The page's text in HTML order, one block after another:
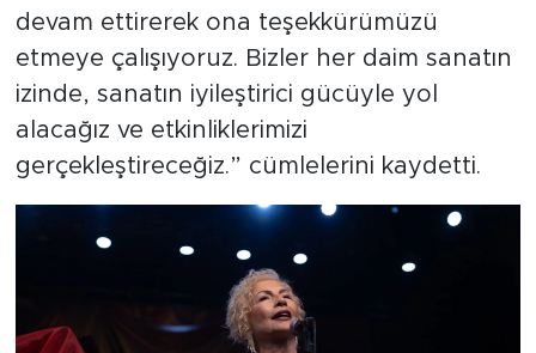
devam ettirerek ona teşekkürümüzü
etmeye çalışıyoruz. Bizler her daim sanatın
izinde, sanatın iyileştirici gücüyle yol
alacağız ve etkinliklerimizi
gerçekleştireceğiz.” cümlelerini kaydetti.